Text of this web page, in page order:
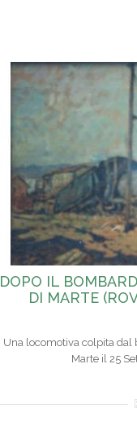
DOPO IL
DI MARTE
Una locomotiva colpita dal
Marte il 25